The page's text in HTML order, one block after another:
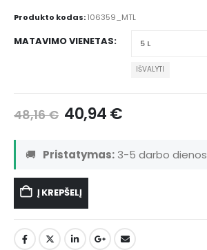
Produkto kodas:106359_MTL
MATAVIMO VIENETAS
IŠVALYTI
48,16€ 40,94€
🚚 Pristatymas: 3-5 darbo dienos
Į KREPŠELĮ